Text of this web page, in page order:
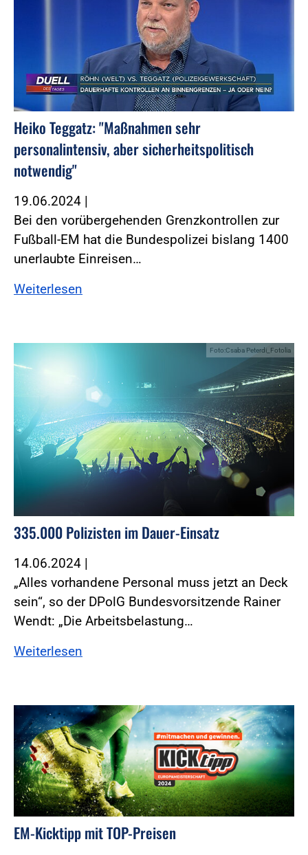
Heiko Teggatz: "Maßnahmen sehr
personalintensiv, aber sicherheitspolitisch
notwendig"
19.06.2024 |
Bei den vorübergehenden Grenzkontrollen zur
Fußball-EM hat die Bundespolizei bislang 1400
unerlaubte Einreisen…
Weiterlesen
Foto:Csaba Peterdi_Fotolia
335.000 Polizisten im Dauer-Einsatz
14.06.2024 |
„Alles vorhandene Personal muss jetzt an Deck
sein“, so der DPolG Bundesvorsitzende Rainer
Wendt: „Die Arbeitsbelastung…
Weiterlesen
EM-Kicktipp mit TOP-Preisen